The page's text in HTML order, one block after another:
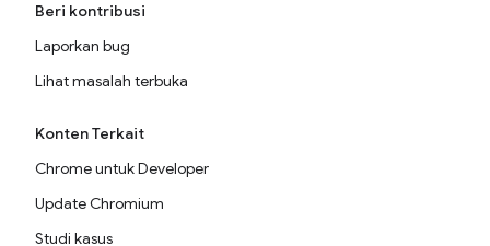
Beri kontribusi
Laporkan bug
Lihat masalah terbuka
Konten Terkait
Chrome untuk Developer
Update Chromium
Studi kasus